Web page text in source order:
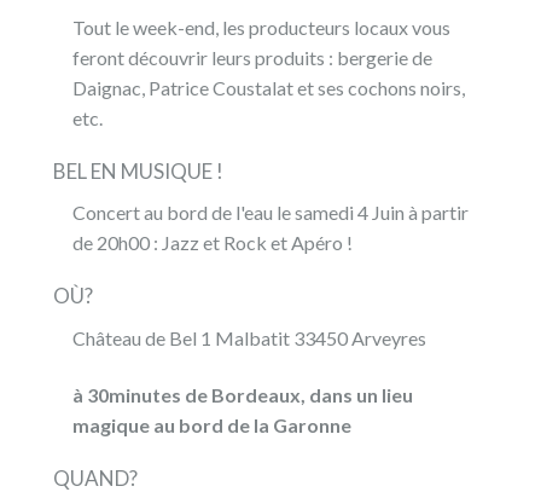
Tout le week-end, les producteurs locaux vous
feront découvrir leurs produits : bergerie de
Daignac, Patrice Coustalat et ses cochons noirs,
etc.
BEL EN MUSIQUE !
Concert au bord de l'eau le samedi 4 Juin à partir
de 20h00 : Jazz et Rock et Apéro !
OÙ?
Château de Bel 1 Malbatit 33450 Arveyres
à 30minutes de Bordeaux, dans un lieu
magique au bord de la Garonne
QUAND?